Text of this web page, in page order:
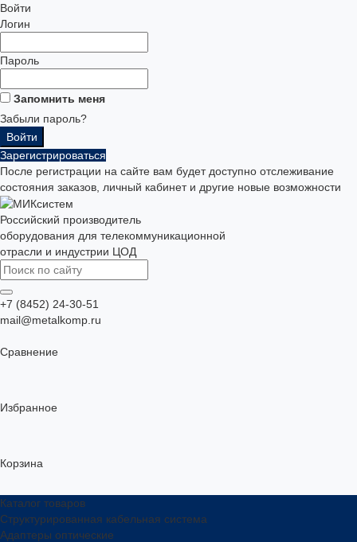
Войти
Логин
Пароль
Запомнить меня
Забыли пароль?
Зарегистрироваться
После регистрации на сайте вам будет доступно отслеживание
состояния заказов, личный кабинет и другие новые возможности
Российский производитель
оборудования для телекоммуникационной
отрасли и индустрии ЦОД
+7 (8452) 24-30-51
mail@metalkomp.ru
Сравнение
Избранное
Корзина
Каталог товаров
Структурированная кабельная система
Адаптеры оптические